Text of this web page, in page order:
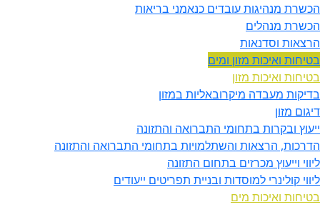
הכשרת מנהיגות עובדים כנאמני בריאות
הכשרת מנהלים
הרצאות וסדנאות
בטיחות ואיכות מזון ומים
בטיחות ואיכות מזון
בדיקות מעבדה מיקרובאליות במזון
דיגום מזון
ייעוץ ובקרות בתחומי התברואה והתזונה
הדרכות, הרצאות והשתלמויות בתחומי התברואה והתזונה
ליווי וייעוץ מכרזים בתחום התזונה
ליווי קולינרי למוסדות ובניית תפריטים ייעודים
בטיחות ואיכות מים